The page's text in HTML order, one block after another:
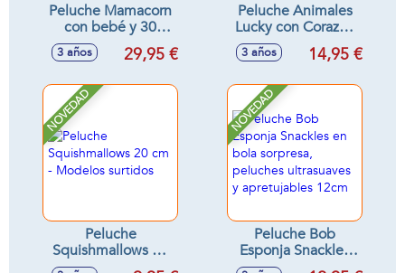
Peluche Mamacorn
con bebé y 30
sorpresas -
Modelos surtidos
3 años 29,95 €
Peluche Animales
Lucky con Corazón
80 Cm - Modelos
surtidos
3 años 14,95 €
NOVEDAD
Peluche
Squishmallows 20
cm - Modelos
NOVEDAD
Peluche Bob
Esponja Snackles
en bola sorpresa,